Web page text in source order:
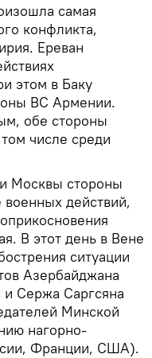
самая
конфликта,
Ереван
этом в Баку
ВС Армении.
обе стороны
числе среди
Москвы стороны
военных действий,
В этот день в Вене
ситуации
Азербайджана
Сержа Саргсяна
Минской
нагорно-
Франции, США).